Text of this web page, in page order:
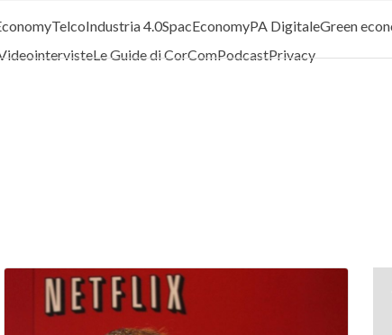
TelcoIndustria 4.0SpacEconomyPA DigitaleGreen
Le Guide di CorComPodcastPrivacy